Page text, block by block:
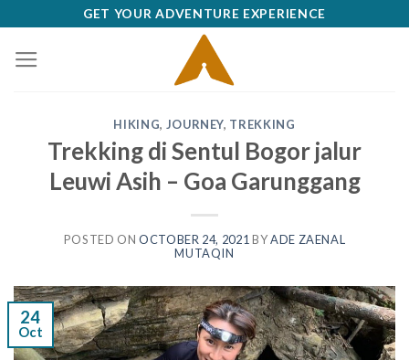
content
GET YOUR ADVENTURE EXPERIENCE
HIKING, JOURNEY, TREKKING
Trekking di Sentul Bogor jalur
Leuwi Asih – Goa Garunggang
POSTED ONOCTOBER 24, 2021BYADE ZAENAL
MUTAQIN
24
Oct